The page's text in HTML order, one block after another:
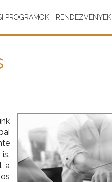
PROGRAMOK RENDEZVÉNYEK
a